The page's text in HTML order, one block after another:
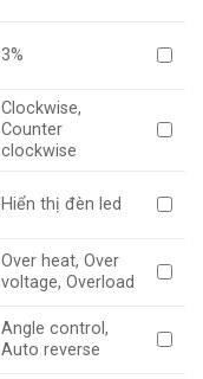
3%
Clockwise,
Counter
clockwise
Hiển thị đèn led
Over heat, Over
voltage, Overload
Angle control,
Auto reverse